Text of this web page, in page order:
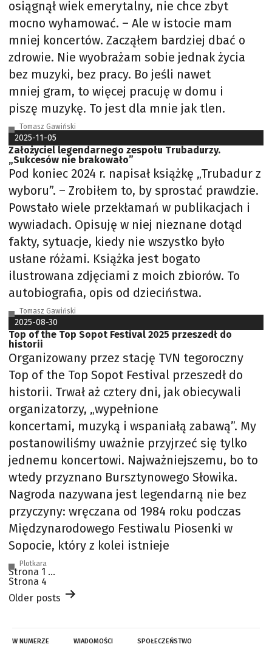
osiągnął wiek emerytalny, nie chce zbyt
mocno wyhamować. – Ale w istocie mam
mniej koncertów. Zacząłem bardziej dbać o
zdrowie. Nie wyobrażam sobie jednak życia
bez muzyki, bez pracy. Bo jeśli nawet
mniej gram, to więcej pracuję w domu i
piszę muzykę. To jest dla mnie jak tlen.
Tomasz Gawiński
2025-11-05
Założyciel legendarnego zespołu Trubadurzy.
„Sukcesów nie brakowało”
Pod koniec 2024 r. napisał książkę „Trubadur z
wyboru”. – Zrobiłem to, by sprostać prawdzie.
Powstało wiele przekłamań w publikacjach i
wywiadach. Opisuję w niej nieznane dotąd
fakty, sytuacje, kiedy nie wszystko było
usłane różami. Książka jest bogato
ilustrowana zdjęciami z moich zbiorów. To
autobiografia, opis od dzieciństwa.
Tomasz Gawiński
2025-08-30
Top of the Top Sopot Festival 2025 przeszedł do
historii
Organizowany przez stację TVN tegoroczny
Top of the Top Sopot Festival przeszedł do
historii. Trwał aż cztery dni, jak obiecywali
organizatorzy, „wypełnione
koncertami, muzyką i wspaniałą zabawą”. My
postanowiliśmy uważnie przyjrzeć się tylko
jednemu koncertowi. Najważniejszemu, bo to
wtedy przyznano Bursztynowego Słowika.
Nagroda nazywana jest legendarną nie bez
przyczyny: wręczana od 1984 roku podczas
Międzynarodowego Festiwalu Piosenki w
Sopocie, który z kolei istnieje
Plotkara
Stronicowanie
wpisów
Strona 1 …
Strona 4
Older posts
W NUMERZE WIADOMOŚCI SPOŁECZEŃSTWO